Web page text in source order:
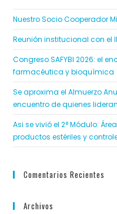
Nuestro Socio Cooperador
Reunión institucional con el
Congreso SAFYBI 2026: el
farmacéutica y bioquímica
Se aproxima el Almuerzo
encuentro de quienes
Asi se vivió el 2° Módulo:
productos estériles y
Comentarios Recientes
Archivos